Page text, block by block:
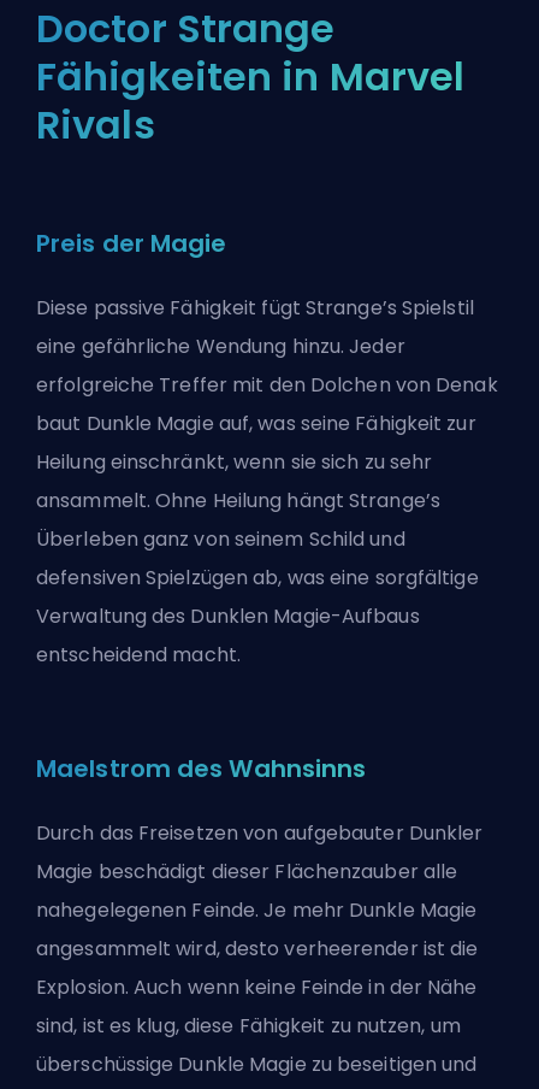
Doctor Strange
Fähigkeiten in Marvel
Rivals
Preis der Magie
Diese passive Fähigkeit fügt Strange’s Spielstil
eine gefährliche Wendung hinzu. Jeder
erfolgreiche Treffer mit den Dolchen von Denak
baut Dunkle Magie auf, was seine Fähigkeit zur
Heilung einschränkt, wenn sie sich zu sehr
ansammelt. Ohne Heilung hängt Strange’s
Überleben ganz von seinem Schild und
defensiven Spielzügen ab, was eine sorgfältige
Verwaltung des Dunklen Magie-Aufbaus
entscheidend macht.
Maelstrom des Wahnsinns
Durch das Freisetzen von aufgebauter Dunkler
Magie beschädigt dieser Flächenzauber alle
nahegelegenen Feinde. Je mehr Dunkle Magie
angesammelt wird, desto verheerender ist die
Explosion. Auch wenn keine Feinde in der Nähe
sind, ist es klug, diese Fähigkeit zu nutzen, um
überschüssige Dunkle Magie zu beseitigen und